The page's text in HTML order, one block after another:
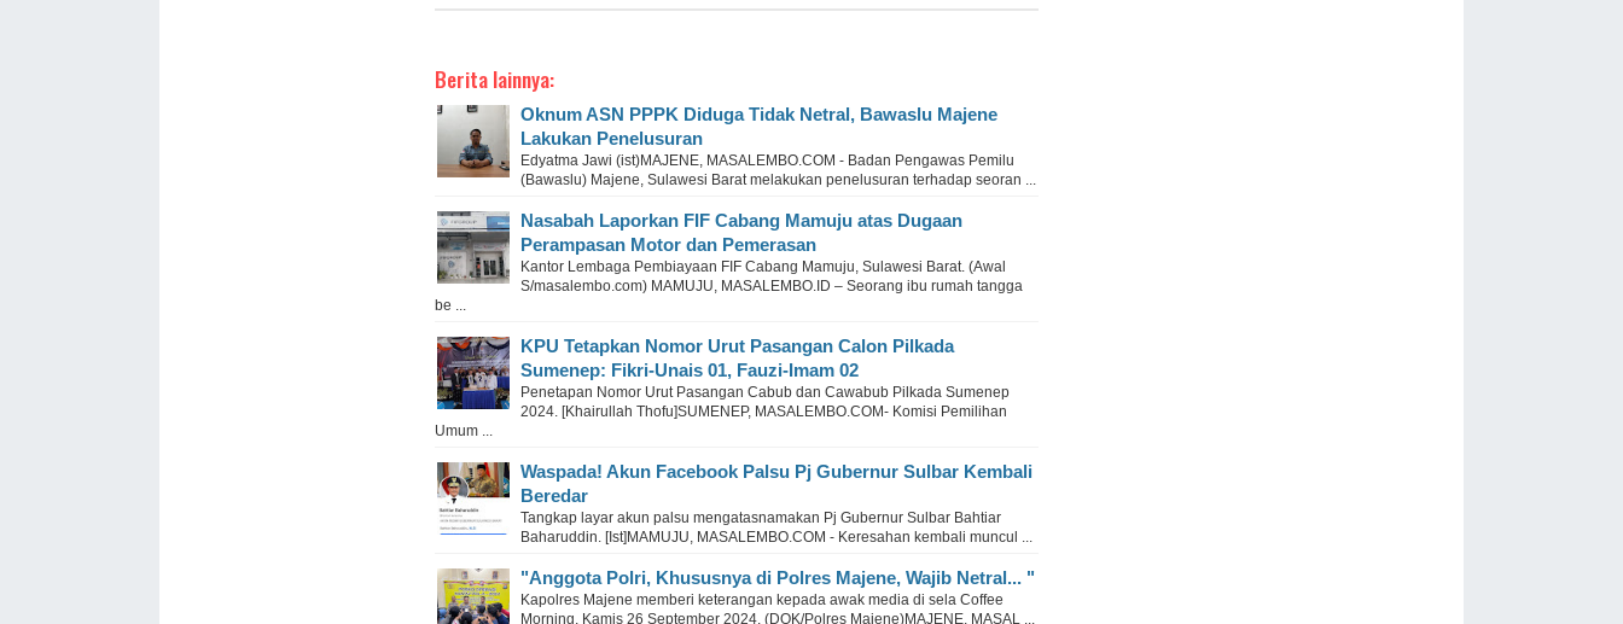
Berita lainnya:
Oknum ASN PPPK Diduga Tidak Netral, Bawaslu Majene
Lakukan Penelusuran
Edyatma Jawi (ist)MAJENE, MASALEMBO.COM - Badan Pengawas Pemilu
(Bawaslu) Majene, Sulawesi Barat melakukan penelusuran terhadap seoran ...
Nasabah Laporkan FIF Cabang Mamuju atas Dugaan
Perampasan Motor dan Pemerasan
Kantor Lembaga Pembiayaan FIF Cabang Mamuju, Sulawesi Barat. (Awal
S/masalembo.com) MAMUJU, MASALEMBO.ID – Seorang ibu rumah tangga
be ...
KPU Tetapkan Nomor Urut Pasangan Calon Pilkada
Sumenep: Fikri-Unais 01, Fauzi-Imam 02
Penetapan Nomor Urut Pasangan Cabub dan Cawabub Pilkada Sumenep
2024. [Khairullah Thofu]SUMENEP, MASALEMBO.COM- Komisi Pemilihan
Umum ...
Waspada! Akun Facebook Palsu Pj Gubernur Sulbar Kembali
Beredar
Tangkap layar akun palsu mengatasnamakan Pj Gubernur Sulbar Bahtiar
Baharuddin. [Ist]MAMUJU, MASALEMBO.COM - Keresahan kembali muncul ...
"Anggota Polri, Khususnya di Polres Majene, Wajib Netral... "
Kapolres Majene memberi keterangan kepada awak media di sela Coffee
Morning, Kamis 26 September 2024. (DOK/Polres Majene)MAJENE, MASAL ...